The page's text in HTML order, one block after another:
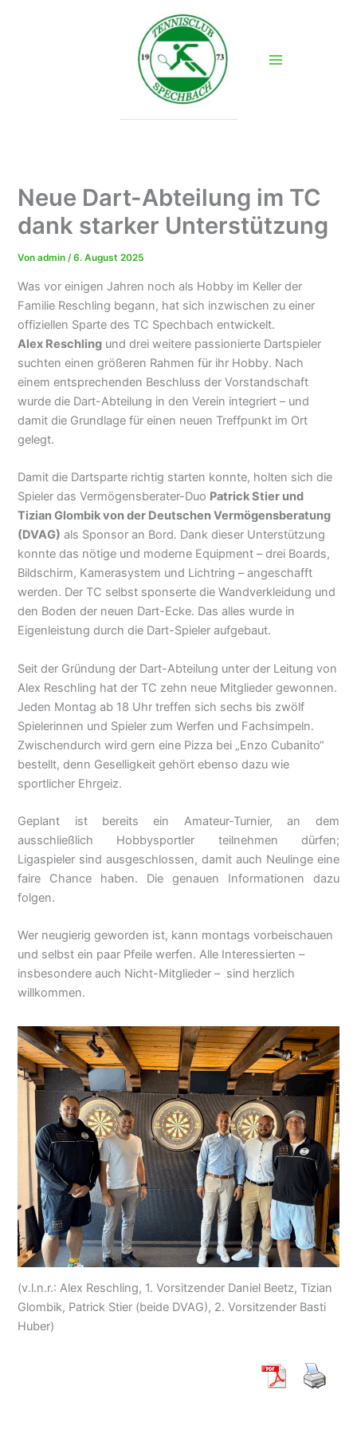
Neue Dart-Abteilung im TC
dank starker Unterstützung
Vonadmin/6. August 2025
Was vor einigen Jahren noch als Hobby im Keller der
Familie Reschling begann, hat sich inzwischen zu einer
offiziellen Sparte des TC Spechbach entwickelt.
Alex Reschling und drei weitere passionierte Dartspieler
suchten einen größeren Rahmen für ihr Hobby. Nach
einem entsprechenden Beschluss der Vorstandschaft
wurde die Dart-Abteilung in den Verein integriert – und
damit die Grundlage für einen neuen Treffpunkt im Ort
gelegt.
Damit die Dartsparte richtig starten konnte, holten sich die
Spieler das Vermögensberater-Duo Patrick Stier und
Tizian Glombik von der Deutschen Vermögensberatung
(DVAG) als Sponsor an Bord. Dank dieser Unterstützung
konnte das nötige und moderne Equipment – drei Boards,
Bildschirm, Kamerasystem und Lichtring – angeschafft
werden. Der TC selbst sponserte die Wandverkleidung und
den Boden der neuen Dart-Ecke. Das alles wurde in
Eigenleistung durch die Dart-Spieler aufgebaut.
Seit der Gründung der Dart-Abteilung unter der Leitung von
Alex Reschling hat der TC zehn neue Mitglieder gewonnen.
Jeden Montag ab 18 Uhr treffen sich sechs bis zwölf
Spielerinnen und Spieler zum Werfen und Fachsimpeln.
Zwischendurch wird gern eine Pizza bei „Enzo Cubanito“
bestellt, denn Geselligkeit gehört ebenso dazu wie
sportlicher Ehrgeiz.
Geplant ist bereits ein Amateur-Turnier, an dem
ausschließlich Hobbysportler teilnehmen dürfen;
Ligaspieler sind ausgeschlossen, damit auch Neulinge eine
faire Chance haben. Die genauen Informationen dazu
folgen.
Wer neugierig geworden ist, kann montags vorbeischauen
und selbst ein paar Pfeile werfen. Alle Interessierten –
insbesondere auch Nicht-Mitglieder – sind herzlich
willkommen.
(v.l.n.r.: Alex Reschling, 1. Vorsitzender Daniel Beetz, Tizian
Glombik, Patrick Stier (beide DVAG), 2. Vorsitzender Basti
Huber)